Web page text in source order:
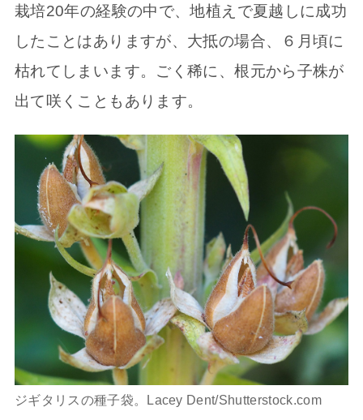
栽培20年の経験の中で、地植えで夏越しに成功
したことはありますが、大抵の場合、６月頃に
枯れてしまいます。ごく稀に、根元から子株が
出て咲くこともあります。
ジギタリスの種子袋。Lacey Dent/Shutterstock.com